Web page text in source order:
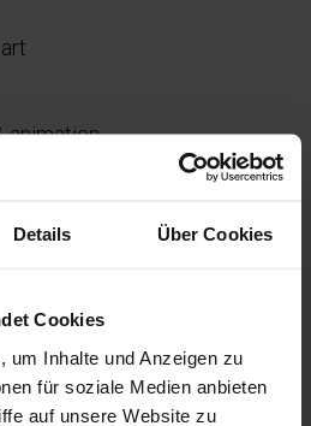
Details Über Cookies
Cookies
um Inhalte und Anzeigen zu
für soziale Medien anbieten
auf unsere Website zu